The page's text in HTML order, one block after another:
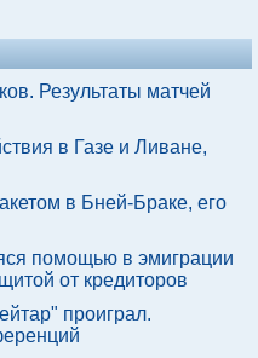
Результаты матчей
в Газе и Ливане,
в Бней-Браке, его
помощью в эмиграции
от кредиторов
проиграл.